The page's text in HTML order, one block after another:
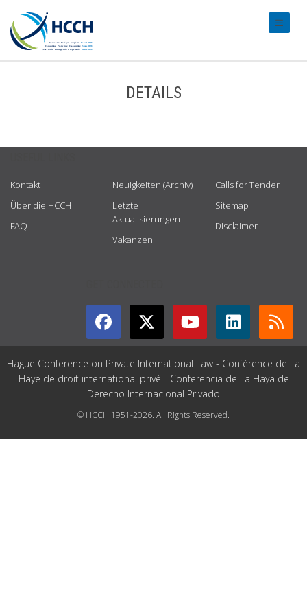
DETAILS
Kontakt
Über die HCCH
FAQ
Neuigkeiten (Archiv)
Letzte
Aktualisierungen
Vakanzen
Calls for Tender
Sitemap
Disclaimer
Hague Conference on Private International Law - Conférence de La
Haye de droit international privé - Conferencia de La Haya de
Derecho Internacional Privado
© HCCH 1951-2026. All Rights Reserved.